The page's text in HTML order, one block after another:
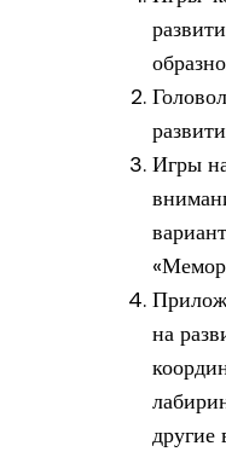
Игры
на
другие